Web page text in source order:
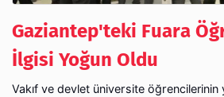
Gaziantep'teki Fuara
İlgisi Yoğun Oldu
Vakıf ve devlet üniversite öğrencilerinin